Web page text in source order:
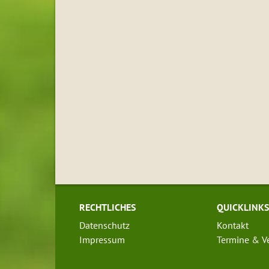
RECHTLICHES
Datenschutz
Impressum
QUICKLINKS
Kontakt
Termine &